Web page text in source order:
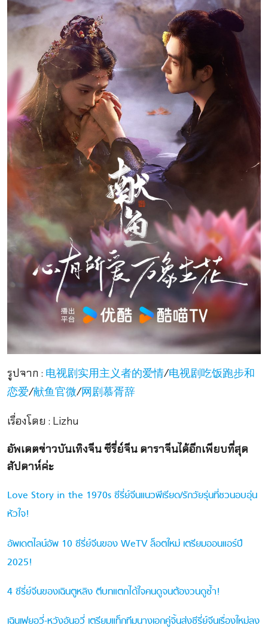
รูปจาก : 电视剧实用主义者的爱情/电视剧吃饭跑步和
恋爱/献鱼官微/网剧慕胥辞
เรื่องโดย : Lizhu
อัพเดตข่าวบันเทิงจีน ซีรี่ย์จีน ดาราจีนได้อีกเพียบที่สุด
สัปดาห์ค่ะ
Love Story in the 1970s ซีรี่ย์จีนแนวพีเรียด/รักวัยรุ่นที่ชวนอบอุ่น
หัวใจ!
อัพเดตไลน์อัพ 10 ซีรี่ย์จีนของ WeTV ล็อตใหม่ เตรียมออนแอร์ปี
2025!
4 ซีรี่ย์จีนของเฉินตูหลิง ตีบทแตกได้ใจคนดูจนต้องวนดูซ้ำ!
เฉินเฟยอวี่-หวังอันอวี่ เตรียมแท็กทีมนางเอกคู่จิ้นส่งซีรี่ย์จีนเรื่องใหม่ลง